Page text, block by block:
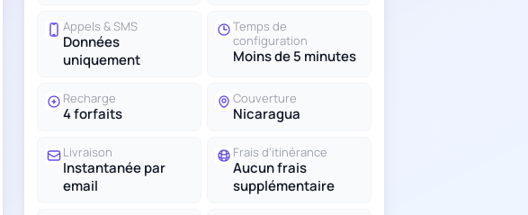
Appels & SMS
Données
uniquement
Temps de
configuration
Moins de 5 minutes
Recharge
4 forfaits
Couverture
Nicaragua
Livraison
Instantanée par
email
Frais d'itinérance
Aucun frais
supplémentaire